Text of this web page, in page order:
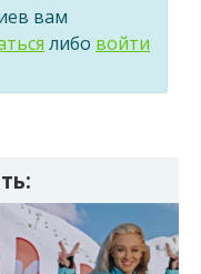
вам
либо войти